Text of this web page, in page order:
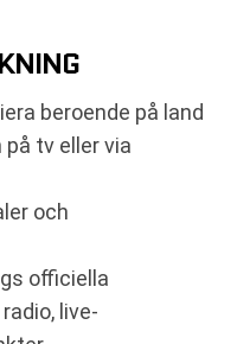
beroende på land
tv eller via
och
officiella
live-